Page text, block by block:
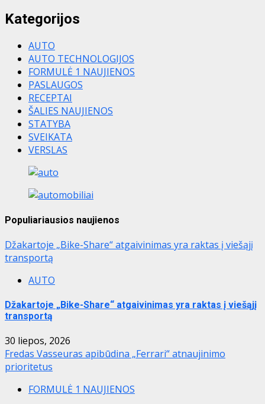
Kategorijos
AUTO
AUTO TECHNOLOGIJOS
FORMULĖ 1 NAUJIENOS
PASLAUGOS
RECEPTAI
ŠALIES NAUJIENOS
STATYBA
SVEIKATA
VERSLAS
Populiariausios naujienos
Džakartoje „Bike-Share“ atgaivinimas yra raktas į viešąjį
transportą
AUTO
Džakartoje „Bike-Share“ atgaivinimas yra raktas į viešąjį
transportą
30 liepos, 2026
Fredas Vasseuras apibūdina „Ferrari“ atnaujinimo
prioritetus
FORMULĖ 1 NAUJIENOS